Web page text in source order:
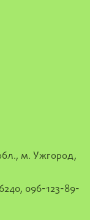
м. Ужгород,
096-123-89-